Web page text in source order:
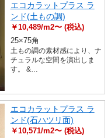
エコカラットプラス ラ
ンド(土もの調)
￥10,489/m2〜 (税込)
25×75角
土もの調の素材感により、ナ
チュラルな空間を演出しま
す。 &…
エコカラットプラス ラ
ンド(石ハツリ面)
￥10,571/m2〜 (税込)